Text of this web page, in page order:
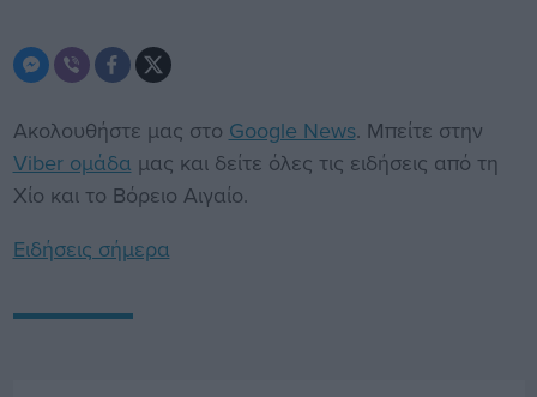
Ακολουθήστε μας στο Google News. Μπείτε στην
Viber ομάδα μας και δείτε όλες τις ειδήσεις από τη
Χίο και το Βόρειο Αιγαίο.
Ειδήσεις σήμερα